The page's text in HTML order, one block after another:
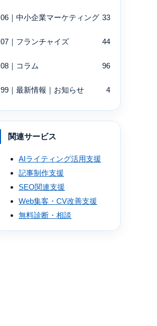
06｜中小企業マーケティング 33
07｜フランチャイズ 44
08｜コラム 96
99｜最新情報｜お知らせ 4
関連サービス
AIライティング活用支援
記事制作支援
SEO関連支援
Web集客・CV改善支援
無料診断・相談